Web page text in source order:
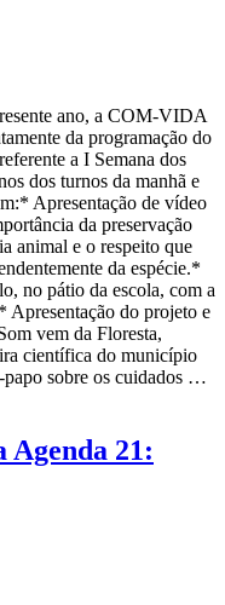
ano, a COM-VIDA
da programação do
a I Semana dos
dos turnos da manhã e
Apresentação de vídeo
da preservação
animal e o respeito que
da espécie.*
no pátio da escola, com a
Apresentação do projeto e
vem da Floresta,
científica do município
sobre os cuidados …
Agenda 21: